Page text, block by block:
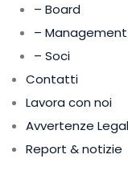
– Board
– Management
– Soci
Contatti
Lavora con noi
Avvertenze
Report & notizie